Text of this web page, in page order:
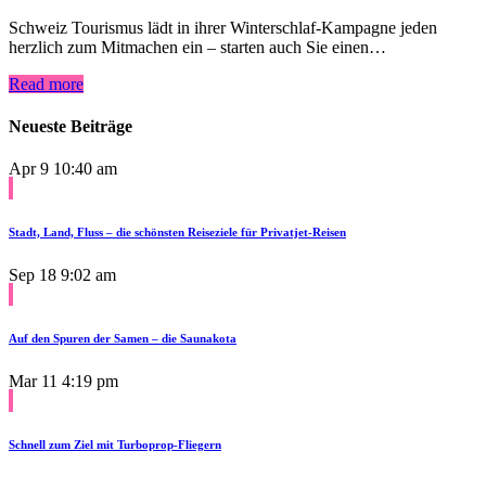
Schweiz Tourismus lädt in ihrer Winterschlaf-Kampagne jeden
herzlich zum Mitmachen ein – starten auch Sie einen…
Read more
Neueste Beiträge
Apr 9 10:40 am
Stadt, Land, Fluss – die schönsten Reiseziele für Privatjet-Reisen
Sep 18 9:02 am
Auf den Spuren der Samen – die Saunakota
Mar 11 4:19 pm
Schnell zum Ziel mit Turboprop-Fliegern